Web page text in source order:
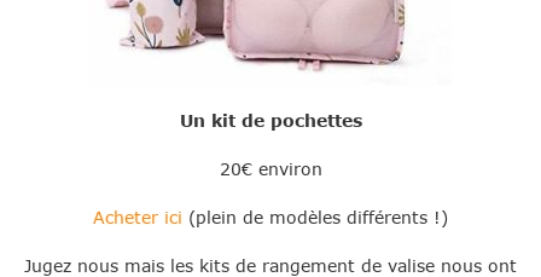
Un kit de pochettes
20€ environ
Acheter ici (plein de modèles différents !)
Jugez nous mais les kits de rangement de valise nous ont